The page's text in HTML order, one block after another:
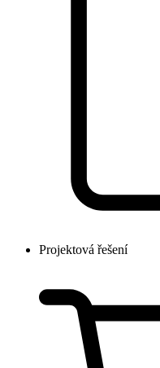
Projektová řešení